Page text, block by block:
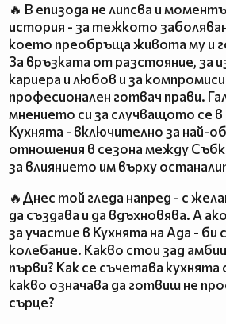
🔥 В епизода не липсва и
история - за тежкото
което преобръща живота му и
За връзката от разстояние, за
кариера и любов и за
професионален готвач прави.
мнението си за случващото се
Кухнята - включително за най-
отношения в сезона между
за влиянието им върху
🔥Днес той гледа напред - с
да създава и да вдъхновява. А
за участие в Кухнята на Ада - би
колебание. Какво стои зад
първи? Как се съчетава кухнята
какво означава да готвиш не
сърце?